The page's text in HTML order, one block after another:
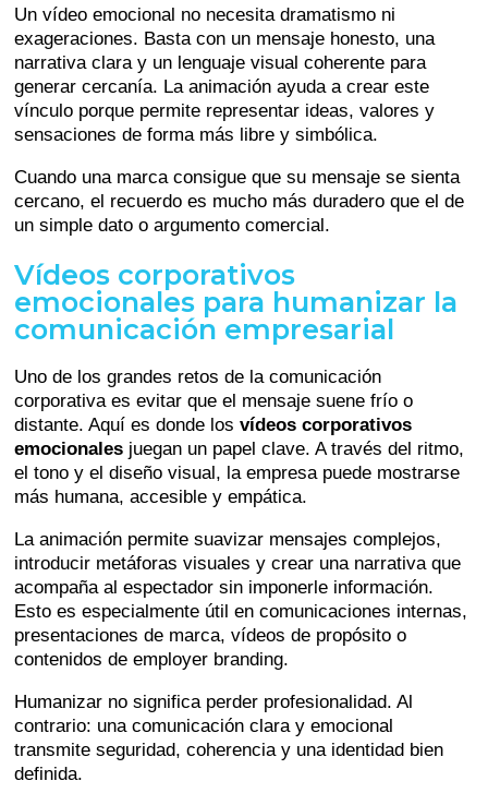
Un vídeo emocional no necesita dramatismo ni
exageraciones. Basta con un mensaje honesto, una
narrativa clara y un lenguaje visual coherente para
generar cercanía. La animación ayuda a crear este
vínculo porque permite representar ideas, valores y
sensaciones de forma más libre y simbólica.
Cuando una marca consigue que su mensaje se sienta
cercano, el recuerdo es mucho más duradero que el de
un simple dato o argumento comercial.
Vídeos corporativos
emocionales para humanizar la
comunicación empresarial
Uno de los grandes retos de la comunicación
corporativa es evitar que el mensaje suene frío o
distante. Aquí es donde losvídeos corporativos
emocionales juegan un papel clave. A través del ritmo,
el tono y el diseño visual, la empresa puede mostrarse
más humana, accesible y empática.
La animación permite suavizar mensajes complejos,
introducir metáforas visuales y crear una narrativa que
acompaña al espectador sin imponerle información.
Esto es especialmente útil en comunicaciones internas,
presentaciones de marca, vídeos de propósito o
contenidos de employer branding.
Humanizar no significa perder profesionalidad. Al
contrario: una comunicación clara y emocional
transmite seguridad, coherencia y una identidad bien
definida.